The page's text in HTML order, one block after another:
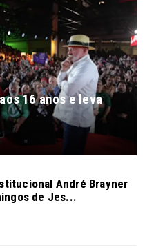
16 anos e leva
André Brayner
de Jes...